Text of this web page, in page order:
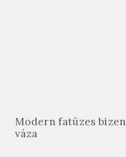
Modern fatüzes bizen
váza